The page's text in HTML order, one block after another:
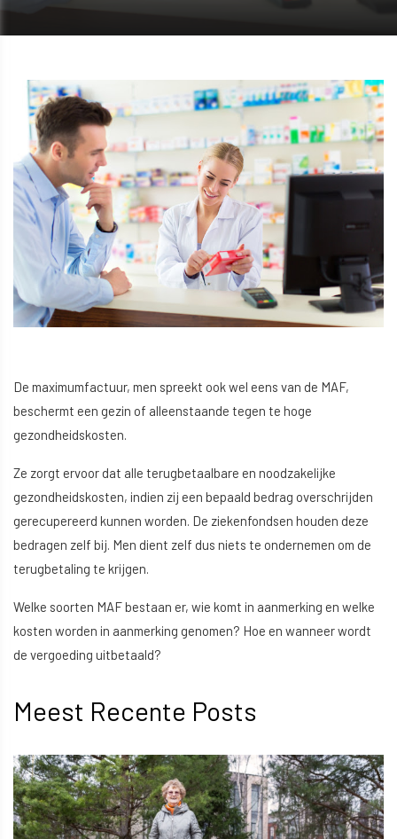
De maximumfactuur, men spreekt ook wel eens van de MAF,
beschermt een gezin of alleenstaande tegen te hoge
gezondheidskosten.
Ze zorgt ervoor dat alle terugbetaalbare en noodzakelijke
gezondheidskosten, indien zij een bepaald bedrag overschrijden
gerecupereerd kunnen worden. De ziekenfondsen houden deze
bedragen zelf bij. Men dient zelf dus niets te ondernemen om de
terugbetaling te krijgen.
Welke soorten MAF bestaan er, wie komt in aanmerking en welke
kosten worden in aanmerking genomen? Hoe en wanneer wordt
de vergoeding uitbetaald?
Meest Recente Posts